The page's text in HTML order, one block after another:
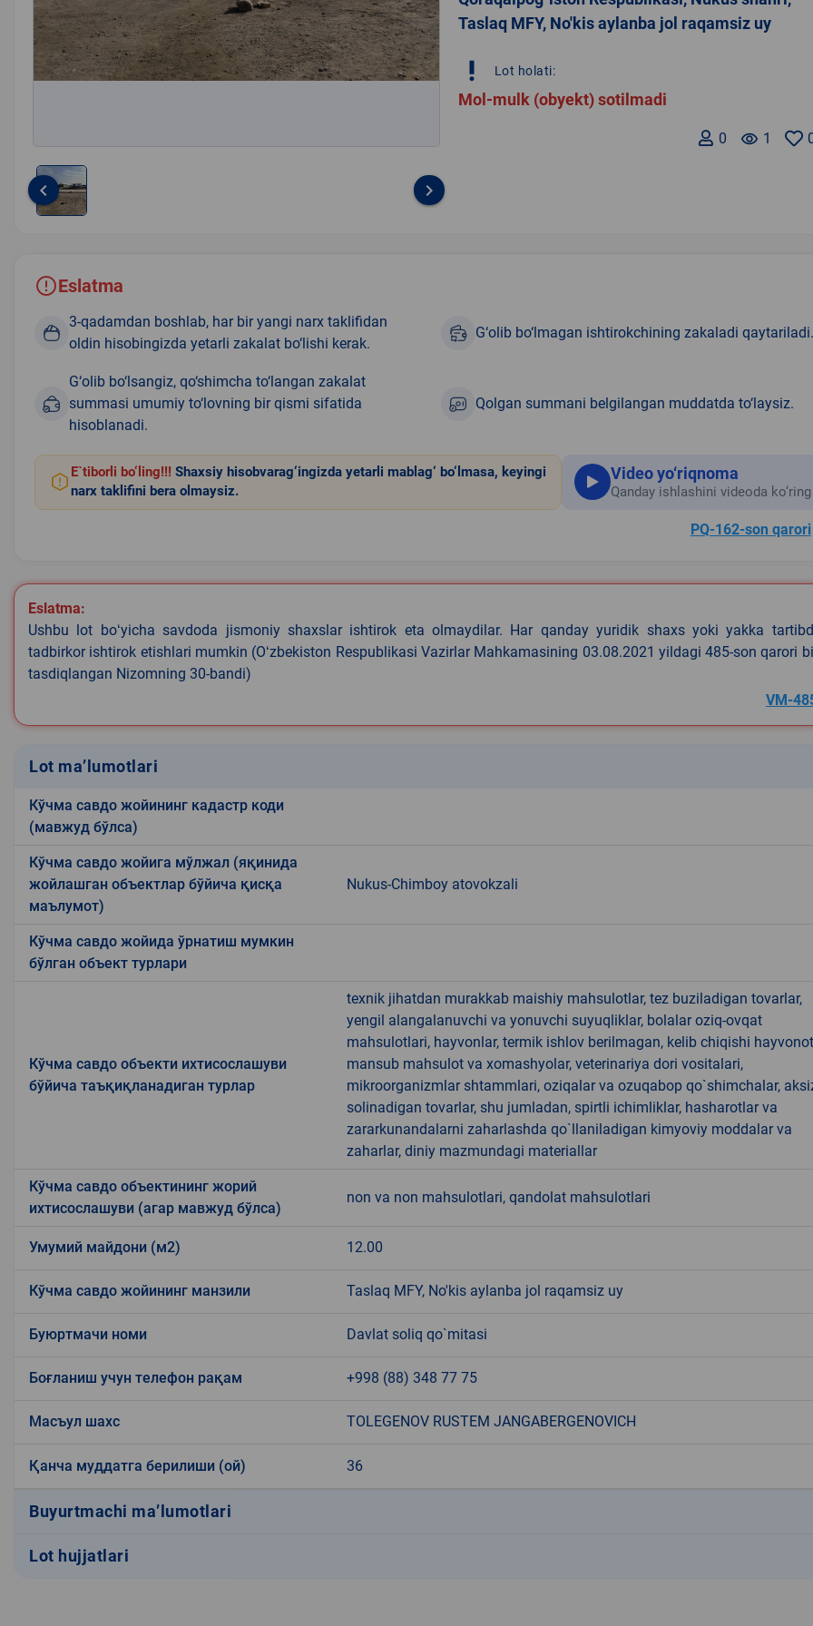
1
keyboard_arrow_left keyboard_arrow_right
Taslaq MFY, No'kis aylanba jol raqamsiz uy
priority_high Lot holati:
Mol-mulk (obyekt) sotilmadi
remove_red_eye 1
0
Eslatma
3-qadamdan boshlab, har bir yangi narx taklifidan
oldin hisobingizda yetarli zakalat bo‘lishi kerak.
G‘olib bo‘lmagan ishtirokchining zakaladi qaytariladi.
G‘olib bo‘lsangiz, qo‘shimcha to‘langan zakalat
summasi umumiy to‘lovning bir qismi sifatida
hisoblanadi.
Qolgan summani belgilangan muddatda to‘laysiz.
E`tiborli bo‘ling!!! Shaxsiy hisobvarag‘ingizda yetarli mablag‘ bo‘lmasa, keyingi
narx taklifini bera olmaysiz.
Video yo‘riqnoma
Qanday ishlashini videoda ko‘ring
PQ-162-son qarori
Eslatma:
Ushbu lot boʻyicha savdoda jismoniy shaxslar ishtirok eta olmaydilar. Har qanday yuridik shaxs yoki yakka
tadbirkor ishtirok etishlari mumkin (Oʻzbekiston Respublikasi Vazirlar Mahkamasining 03.08.2021 yildagi 485-son qarori
tasdiqlangan Nizomning 30-bandi)
VM-
Lot ma’lumotlari
Кўчма савдо жойининг кадастр коди
(мавжуд бўлса)
Кўчма савдо жойига мўлжал (яқинида
жойлашган объектлар бўйича қисқа
маълумот)
Nukus-Chimboy atovokzali
Кўчма савдо жойида ўрнатиш мумкин
бўлган объект турлари
Кўчма савдо объекти ихтисослашуви
бўйича таъқиқланадиган турлар
texnik jihatdan murakkab maishiy mahsulotlar, tez buziladigan tovarlar,
yengil alangalanuvchi va yonuvchi suyuqliklar, bolalar oziq-ovqat
mahsulotlari, hayvonlar, termik ishlov berilmagan, kelib chiqishi
mansub mahsulot va xomashyolar, veterinariya dori vositalari,
mikroorganizmlar shtammlari, oziqalar va ozuqabop qo`shimchalar,
solinadigan tovarlar, shu jumladan, spirtli ichimliklar, hasharotlar va
zararkunandalarni zaharlashda qo`llaniladigan kimyoviy moddalar va
zaharlar, diniy mazmundagi materiallar
Кўчма савдо объектининг жорий
ихтисослашуви (агар мавжуд бўлса)
non va non mahsulotlari, qandolat mahsulotlari
Умумий майдони (м2) 12.00
Кўчма савдо жойининг манзили Taslaq MFY, No'kis aylanba jol raqamsiz uy
Буюртмачи номи Davlat soliq qo`mitasi
Боғланиш учун телефон рақам +998 (88) 348 77 75
Масъул шахс TOLEGENOV RUSTEM JANGABERGENOVICH
Қанча муддатга берилиши (ой) 36
Buyurtmachi ma’lumotlari
Lot hujjatlari